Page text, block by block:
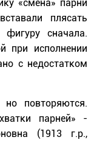
«смена» парни
плясать
сначала.
при исполнении
с недостатком
повторяются.
парней» -
(1913 г.р.,